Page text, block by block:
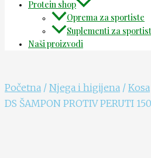
Protein shop
Oprema za sportiste
Suplementi za
Naši proizvodi
Početna / Njega i higijena / Kosa
DS ŠAMPON PROTIV PERUTI